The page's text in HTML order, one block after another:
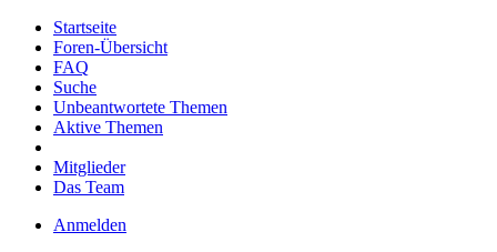
Startseite
Foren-Übersicht
FAQ
Suche
Unbeantwortete Themen
Aktive Themen
Mitglieder
Das Team
Anmelden